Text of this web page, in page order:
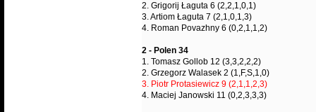
2. Grigorij Łaguta 6 (2,2,1,0,1)
3. Artiom Łaguta 7 (2,1,0,1,3)
4. Roman Povazhny 6 (0,2,1,1,2)
2 - Polen 34
1. Tomasz Gollob 12 (3,3,2,2,2)
2. Grzegorz Walasek 2 (1,F,S,1,0)
3. Piotr Protasiewicz 9 (2,1,1,2,3)
4. Maciej Janowski 11 (0,2,3,3,3)